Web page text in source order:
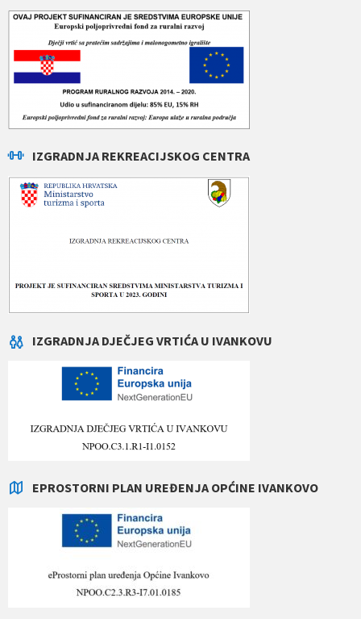
IZGRADNJA REKREACIJSKOG CENTRA
IZGRADNJA DJEČJEG VRTIĆA U IVANKOVU
EPROSTORNI PLAN UREĐENJA OPĆINE IVANKOVO